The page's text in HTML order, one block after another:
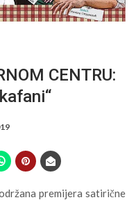
CENTRU:
premijera satirične